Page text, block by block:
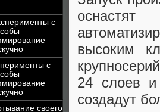
с
с
своего
высоким
24 слоев и
создадут